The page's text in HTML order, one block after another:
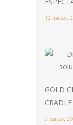
12 marzo,
GOLD
5 marzo,